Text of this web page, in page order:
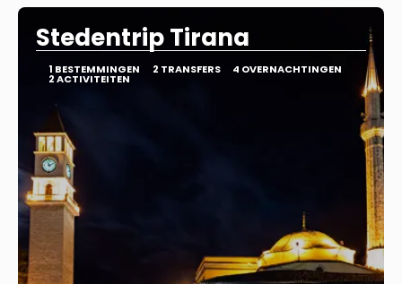
Stedentrip Tirana
1 BESTEMMINGEN 2 TRANSFERS 4 OVERNACHTINGEN
2 ACTIVITEITEN